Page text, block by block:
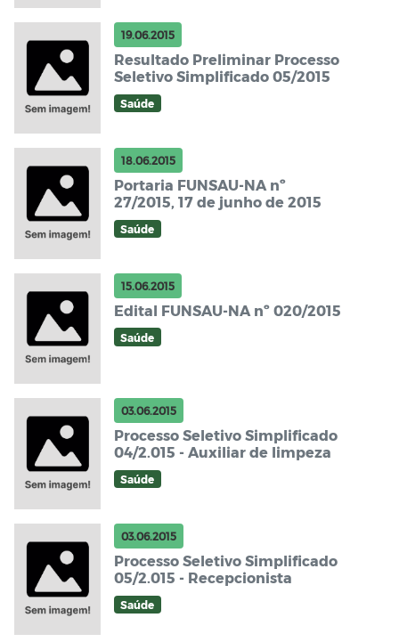
19.06.2015
Resultado Preliminar Processo
Seletivo Simplificado 05/2015
Saúde
18.06.2015
Portaria FUNSAU-NA nº
27/2015, 17 de junho de 2015
Saúde
15.06.2015
Edital FUNSAU-NA nº 020/2015
Saúde
03.06.2015
Processo Seletivo Simplificado
04/2.015 - Auxiliar de limpeza
Saúde
03.06.2015
Processo Seletivo Simplificado
05/2.015 - Recepcionista
Saúde